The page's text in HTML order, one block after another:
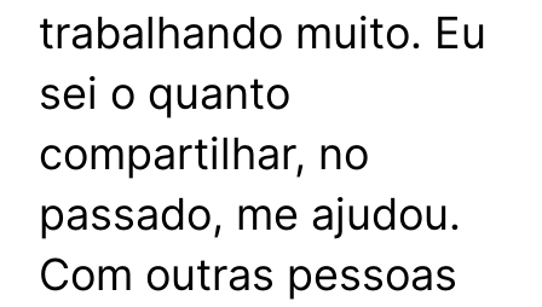
trabalhando muito. Eu
sei o quanto
compartilhar, no
passado, me ajudou.
Com outras pessoas